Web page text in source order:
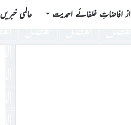
از افاضاتِ خلفائے احمدیت عالمی خبریں